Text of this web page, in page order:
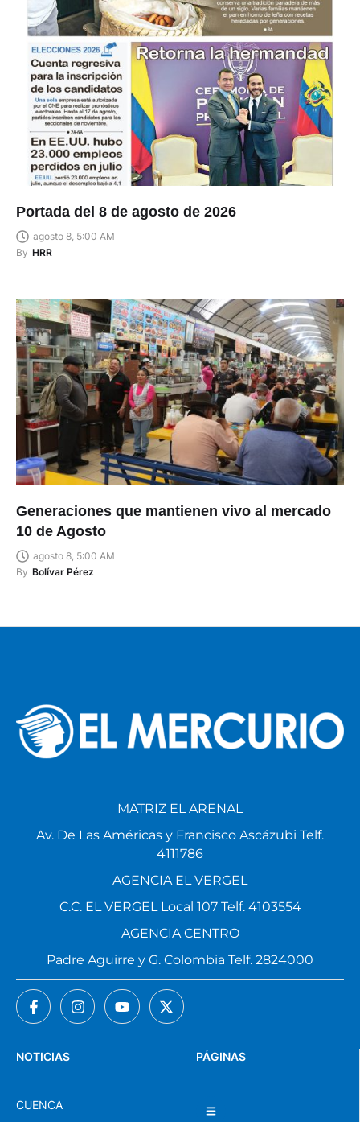
Portada del 8 de agosto de 2026
agosto 8, 5:00 AM
By HRR
Generaciones que mantienen vivo al mercado
10 de Agosto
agosto 8, 5:00 AM
By Bolívar Pérez
PÁGINAS
NOTICIAS
CUENCA
MATRIZ EL ARENAL
Av. De Las Américas y Francisco Ascázubi Telf.
4111786
AGENCIA EL VERGEL
C.C. EL VERGEL Local 107 Telf. 4103554
AGENCIA CENTRO
Padre Aguirre y G. Colombia Telf. 2824000